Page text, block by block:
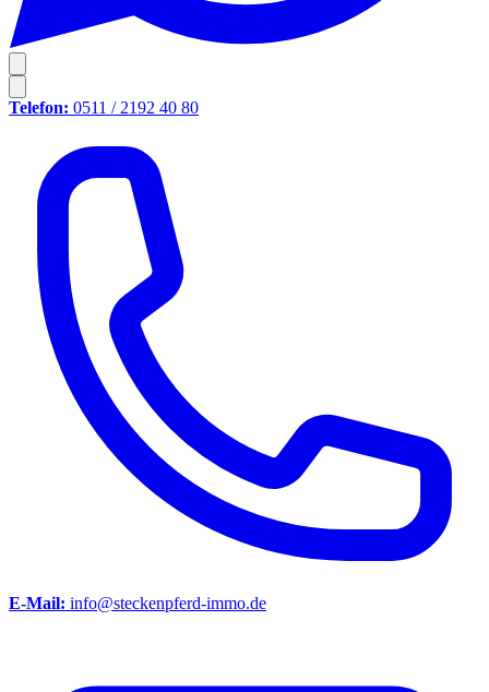
Telefon: 0511 / 2192 40 80
E-Mail: info@steckenpferd-immo.de